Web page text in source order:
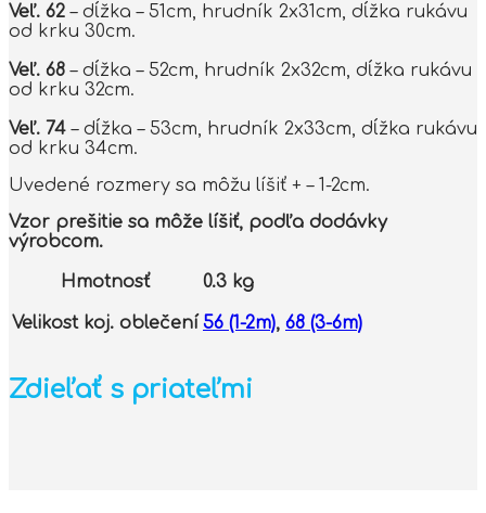
Veľ. 62– dĺžka – 51cm, hrudník 2x31cm, dĺžka rukávu
od krku 30cm.
Veľ. 68– dĺžka – 52cm, hrudník 2x32cm, dĺžka rukávu
od krku 32cm.
Veľ. 74– dĺžka – 53cm, hrudník 2x33cm, dĺžka rukávu
od krku 34cm.
Uvedené rozmery sa môžu líšiť + – 1-2cm.
Vzor prešitie sa môže líšiť, podľa dodávky
výrobcom.
Hmotnosť 0.3 kg
Velikost koj. oblečení 56 (1-2m), 68 (3-6m)
Zdieľať s priateľmi